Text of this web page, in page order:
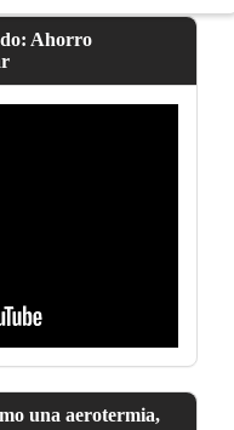
Ahorro
una aerotermia,